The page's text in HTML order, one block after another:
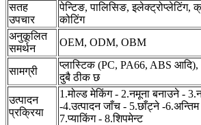
सतह
उपचार
पेन्टिङ, पालिसिङ, इलेक्ट्रोप्लेटिंग,
कोटिंग
अनुकूलित
समर्थन
OEM, ODM, OBM
सामग्री
प्लास्टिक (PC, PA66, ABS आदि),
दुबै ठीक छ
उत्पादन
प्रक्रिया
1.मोल्ड मेकिंग - 2.नमूना बनाउने -
-4.उत्पादन जाँच - 5.छाँट्ने -6.अन्तिम
7.प्याकिंग - 8.शिपमेन्ट